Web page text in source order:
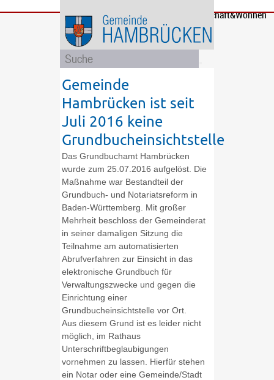
Bürgerservice
GemeindeBildung
und
Soziales
Rathaus
und
Politik
Wirtschaft&Wohnen
Gemeinde
Hambrücken ist seit
Juli 2016 keine
Grundbucheinsichtstelle
Das Grundbuchamt Hambrücken
wurde zum 25.07.2016 aufgelöst. Die
Maßnahme war Bestandteil der
Grundbuch- und Notariatsreform in
Baden-Württemberg. Mit großer
Mehrheit beschloss der Gemeinderat
in seiner damaligen Sitzung die
Teilnahme am automatisierten
Abrufverfahren zur Einsicht in das
elektronische Grundbuch für
Verwaltungszwecke und gegen die
Einrichtung einer
Grundbucheinsichtstelle vor Ort.
Aus diesem Grund ist es leider nicht
möglich, im Rathaus
Unterschriftbeglaubigungen
vornehmen zu lassen. Hierfür stehen
ein Notar oder eine Gemeinde/Stadt